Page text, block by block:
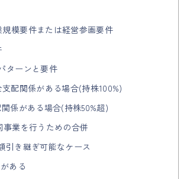
模要件または経営参画要件
ターンと要件
配関係がある場合(持株100%)
係がある場合(持株50%超)
業を行うための合併
引き継ぎ可能なケース
ある